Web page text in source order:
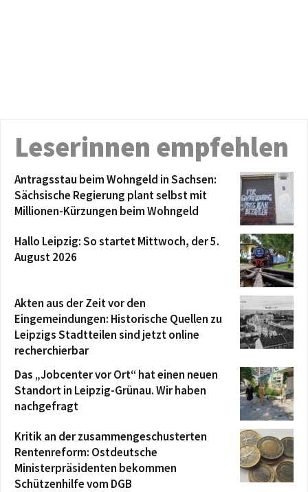
Leserinnen empfehlen
Antragsstau beim Wohngeld in Sachsen:
Sächsische Regierung plant selbst mit
Millionen-Kürzungen beim Wohngeld
Hallo Leipzig: So startet Mittwoch, der 5.
August 2026
Akten aus der Zeit vor den
Eingemeindungen: Historische Quellen zu
Leipzigs Stadtteilen sind jetzt online
recherchierbar
Das „Jobcenter vor Ort“ hat einen neuen
Standort in Leipzig-Grünau. Wir haben
nachgefragt
Kritik an der zusammengeschusterten
Rentenreform: Ostdeutsche
Ministerpräsidenten bekommen
Schützenhilfe vom DGB